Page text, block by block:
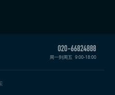
周一到周五 9:00-18:00